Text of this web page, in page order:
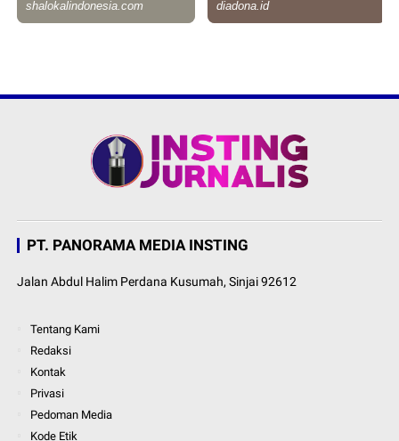
PT. PANORAMA MEDIA INSTING
Jalan Abdul Halim Perdana Kusumah, Sinjai 92612
Tentang Kami
Redaksi
Kontak
Privasi
Pedoman Media
Kode Etik